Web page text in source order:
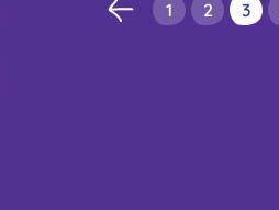
1 2 3